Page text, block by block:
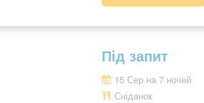
Під запит
15 Сер на 7 ночей
Сніданок